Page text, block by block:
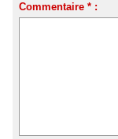
Commentaire * :